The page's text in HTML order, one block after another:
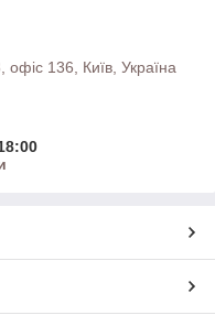
офіс 136, Київ, Україна